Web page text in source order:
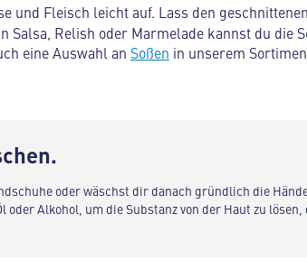
und Fleisch leicht auf. Lass den
Salsa, Relish oder Marmelade kannst du die
eine Auswahl an Soßen in unserem
oder wäschst dir danach gründlich die
Alkohol, um die Substanz von der Haut zu lösen,